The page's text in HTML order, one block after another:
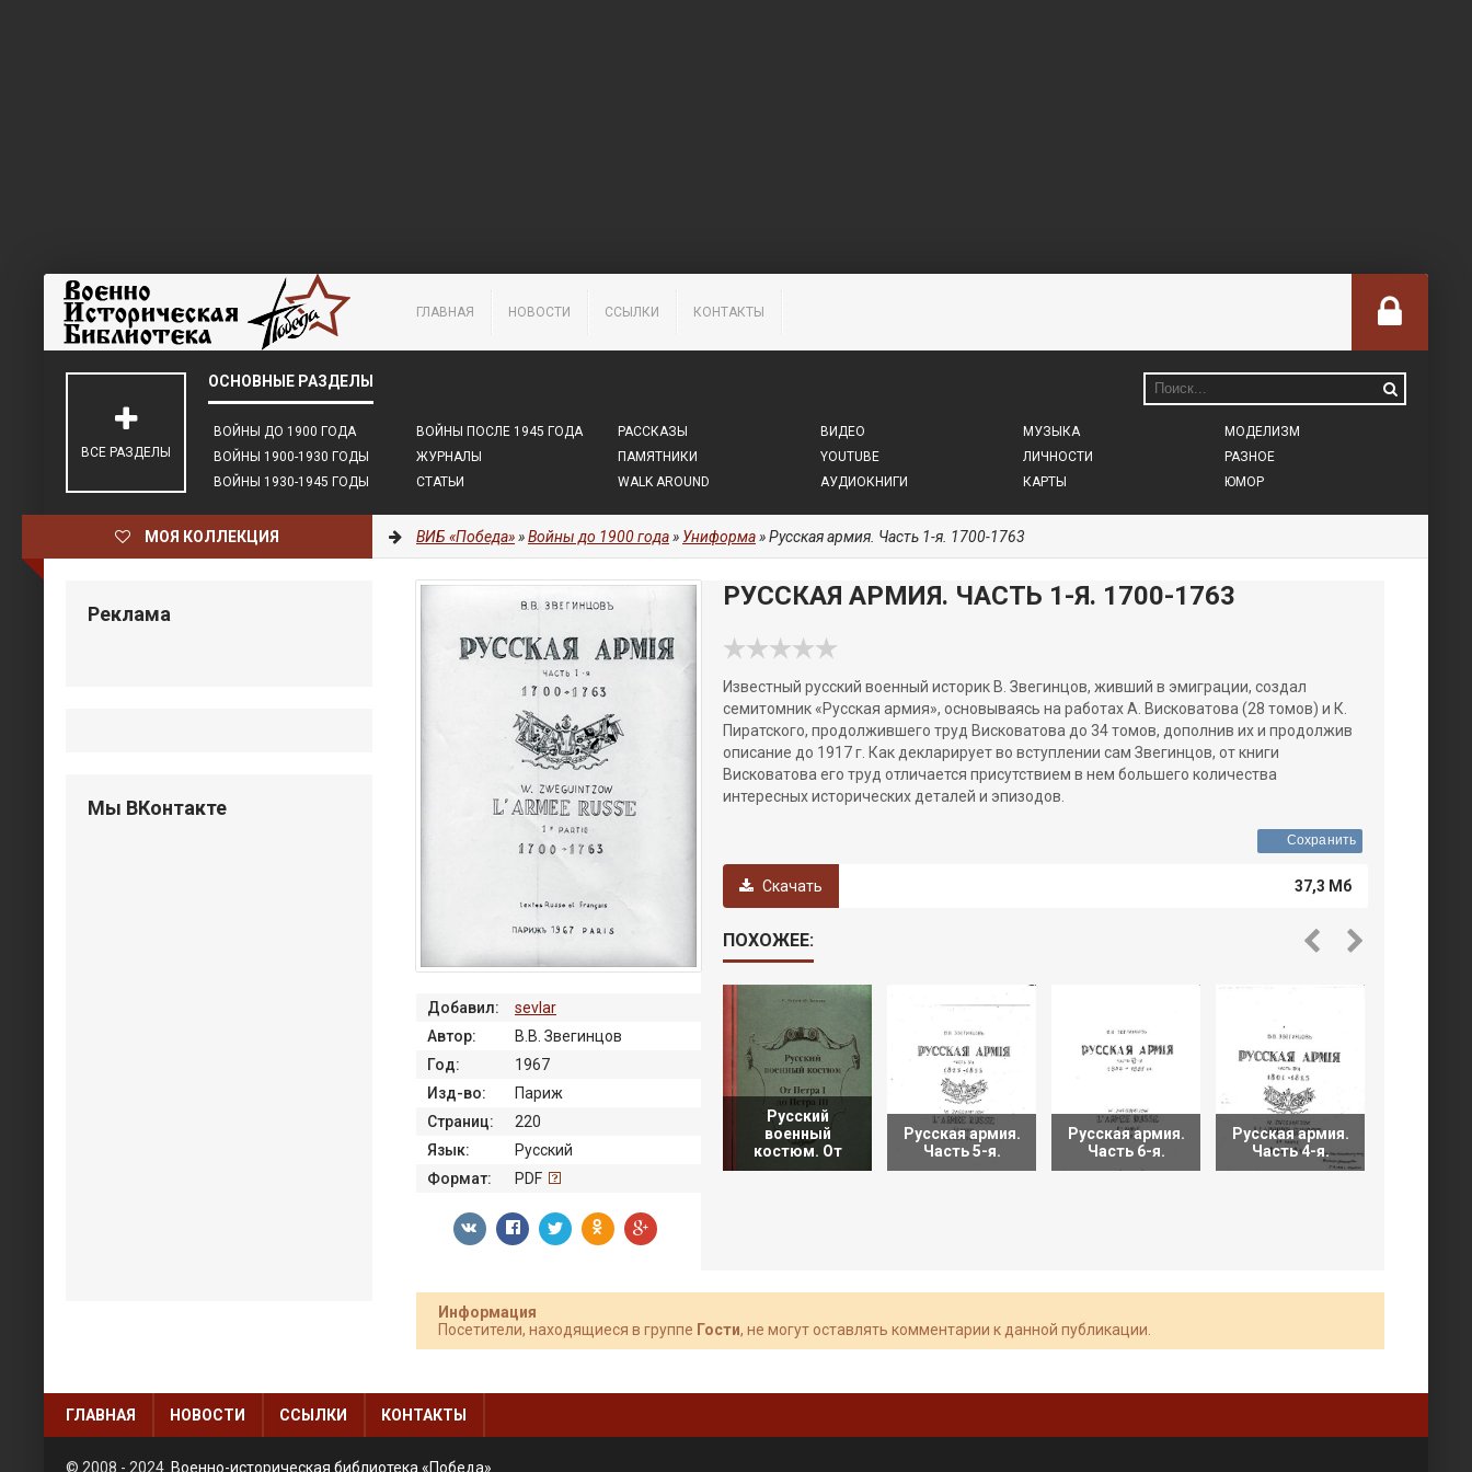
ГЛАВНАЯ НОВОСТИ ССЫЛКИ КОНТАКТЫ
ВОЙНЫ ДО 1900 ГОДА
ВОЙНЫ 1900-1930 ГОДЫ
ВОЙНЫ 1930-1945 ГОДЫ
ВОЙНЫ ПОСЛЕ 1945 ГОДА
ЖУРНАЛЫ
СТАТЬИ
РАССКАЗЫ
ПАМЯТНИКИ
WALK AROUND
ВИДЕО
YOUTUBE
АУДИОКНИГИ
МУЗЫКА
ЛИЧНОСТИ
КАРТЫ
МОДЕЛИЗМ
РАЗНОЕ
ЮМОР
ВСЕ РАЗДЕЛЫ
МОЯ КОЛЛЕКЦИЯ ВИБ «Победа»»Войны до 1900 года» Униформа» Русская армия. Часть 1-я. 1700-1763
РУССКАЯ АРМИЯ. ЧАСТЬ 1-Я. 1700-1763
Известный русский военный историк В. Звегинцов, живший в эмиграции, создал
семитомник «Русская армия», основываясь на работах А. Висковатова (28 томов) и К.
Пиратского, продолжившего труд Висковатова до 34 томов, дополнив их и продолжив
описание до 1917 г. Как декларирует во вступлении сам Звегинцов, от книги
Висковатова его труд отличается присутствием в нем большего количества
интересных исторических деталей и эпизодов.
Сохранить
Скачать 37,3 Мб
Добавил:
sevlar
Автор:
В.В. Звегинцов
Год:
1967
Изд-во:
Париж
Страниц:
220
Язык:
Русский
Формат:
PDF
ПОХОЖЕЕ:
Русский
военный
костюм. От
Русская армия.
Часть 5-я.
Русская армия.
Часть 6-я.
Русская армия.
Часть 4-я.
Информация
Посетители, находящиеся в группе Гости, не могут оставлять комментарии к данной публикации.
Реклама
Мы ВКонтакте
ГЛАВНАЯ НОВОСТИ ССЫЛКИ КОНТАКТЫ
© 2008 - 2024 Военно-историческая библиотека «Победа»